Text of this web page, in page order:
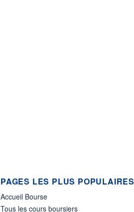
PAGES LES PLUS POPULAIRES
Accueil Bourse
Tous les cours boursiers